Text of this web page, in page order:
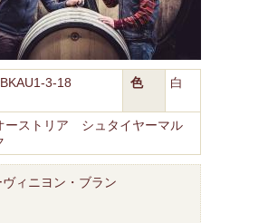
3-18 色 白
ーストリア シュタイヤーマル
ィニヨン・ブラン